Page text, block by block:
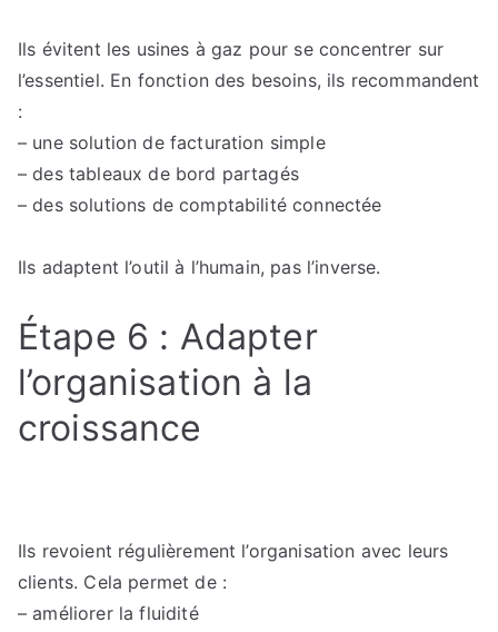
Ils évitent les usines à gaz pour se concentrer sur
l’essentiel. En fonction des besoins, ils recommandent
:
– une solution de facturation simple
– des tableaux de bord partagés
– des solutions de comptabilité connectée
Ils adaptent l’outil à l’humain, pas l’inverse.
Étape 6 : Adapter
l’organisation à la
croissance
Ils revoient régulièrement l’organisation avec leurs
clients. Cela permet de :
– améliorer la fluidité